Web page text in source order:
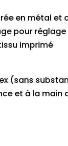
en métal et
pour réglage
imprimé
(sans
et à la main